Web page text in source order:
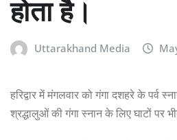
होता है।
Uttarakhand Media
हरिद्वार में मंगलवार को गंगा दशहरे के
श्रद्धालुओं की गंगा स्नान के लिए घाटों पर